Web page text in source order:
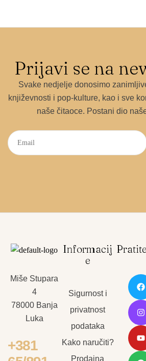
Prijavi se na
Svake nedjelje donosimo
književnosti i pop-kulture, kao i sve
naše čitaoce. Postani dio
Miše Stupara
4
78000 Banja
Luka
+381
Informacij
e
Sigurnost i
privatnost
podataka
Kako naručiti?
Prodajna